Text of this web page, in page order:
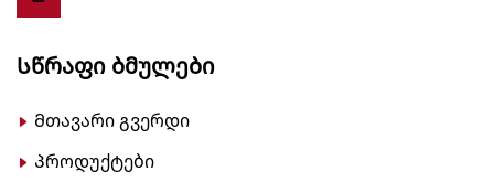
Სწრაფი Ბმულები
Მთავარი გვერდი
Პროდუქტები